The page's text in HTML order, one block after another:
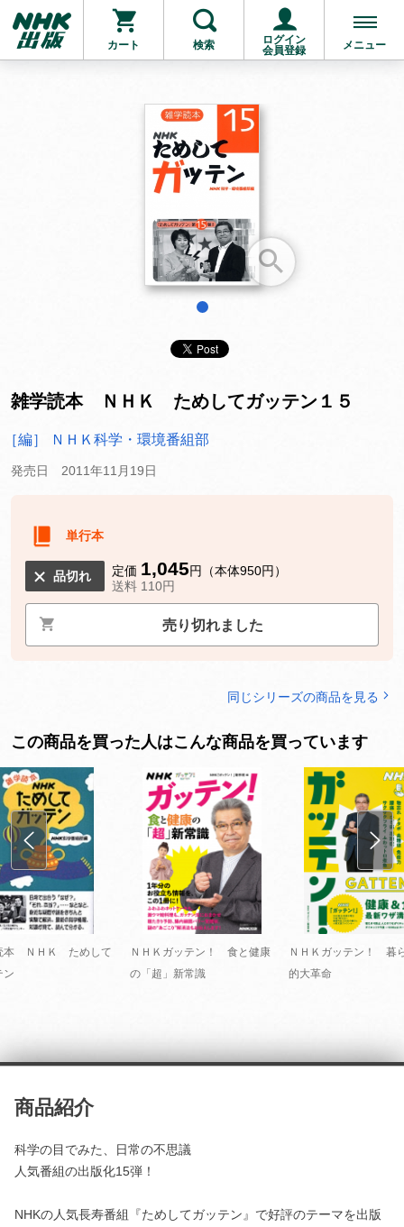
カート 検索
ログイン
会員登録
メニュー
お支払いに進む
他にも商品を買う
雑学読本 ＮＨＫ ためしてガッテン１５
［編］ ＮＨＫ科学・環境番組部
発売日 2011年11月19日
単行本
品切れ 定価 1,045円（本体950円）
送料 110円
売り切れました
同じシリーズの商品を見る
この商品を買った人はこんな商品を買っています
本 ＮＨＫ ためして
ン
ＮＨＫガッテン！ 食と健康
の「超」新常識
ＮＨＫガッテン！ 暮
的大革命
商品紹介
科学の目でみた、日常の不思議
人気番組の出版化15弾！
NHKの人気長寿番組『ためしてガッテン』で好評のテーマを出版